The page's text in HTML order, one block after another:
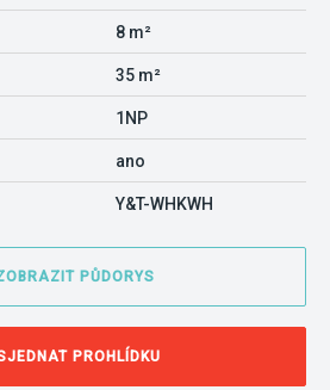
8 m²
35 m²
1NP
ano
Y&T-WHKWH
PŮDORYS
PROHLÍDKU